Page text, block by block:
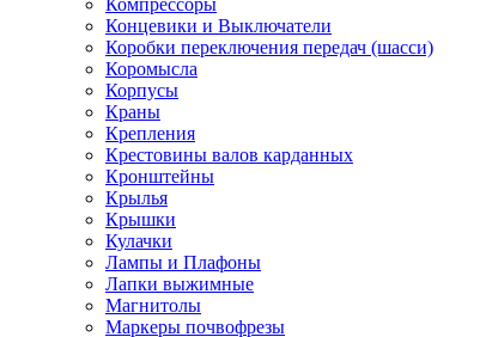
Компрессоры
Концевики и Выключатели
Коробки переключения передач (шасси)
Коромысла
Корпусы
Краны
Крепления
Крестовины валов карданных
Кронштейны
Крылья
Крышки
Кулачки
Лампы и Плафоны
Лапки выжимные
Магнитолы
Маркеры почвофрезы